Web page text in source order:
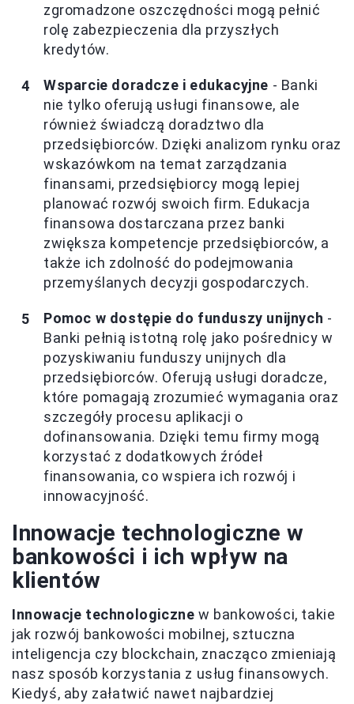
zgromadzone oszczędności mogą pełnić
rolę zabezpieczenia dla przyszłych
kredytów.
Wsparcie doradcze i edukacyjne - Banki
nie tylko oferują usługi finansowe, ale
również świadczą doradztwo dla
przedsiębiorców. Dzięki analizom rynku oraz
wskazówkom na temat zarządzania
finansami, przedsiębiorcy mogą lepiej
planować rozwój swoich firm. Edukacja
finansowa dostarczana przez banki
zwiększa kompetencje przedsiębiorców, a
także ich zdolność do podejmowania
przemyślanych decyzji gospodarczych.
Pomoc w dostępie do funduszy unijnych -
Banki pełnią istotną rolę jako pośrednicy w
pozyskiwaniu funduszy unijnych dla
przedsiębiorców. Oferują usługi doradcze,
które pomagają zrozumieć wymagania oraz
szczegóły procesu aplikacji o
dofinansowania. Dzięki temu firmy mogą
korzystać z dodatkowych źródeł
finansowania, co wspiera ich rozwój i
innowacyjność.
Innowacje technologiczne w
bankowości i ich wpływ na
klientów
Innowacje technologiczne w bankowości, takie
jak rozwój bankowości mobilnej, sztuczna
inteligencja czy blockchain, znacząco zmieniają
nasz sposób korzystania z usług finansowych.
Kiedyś, aby załatwić nawet najbardziej